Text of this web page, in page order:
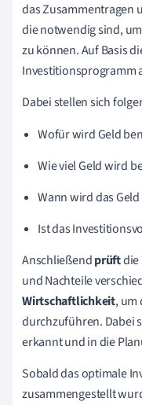
das Zusammentragen
die notwendig sind,
zu können. Auf Basis
Investitionsprogramm
Dabei stellen sich
Wofür wird Geld
Wie viel Geld wird
Wann wird das
Ist das
Anschließendprüftdie
und Nachteile
Wirtschaftlichkeit, um
durchzuführen. Dabei
erkannt und in die
Sobald das optimale
zusammengestellt